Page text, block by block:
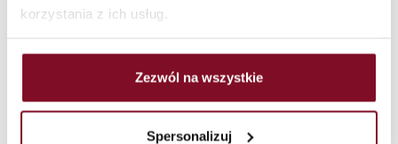
korzystania z ich usług.
Zezwól na wszystkie
Spersonalizuj